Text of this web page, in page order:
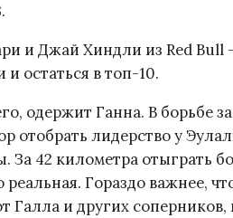
и Джай Хиндли из Red Bull
и остаться в топ-10.
одержит Ганна. В борьбе
отобрать лидерство у
За 42 километра отыграть
реальная. Гораздо важнее,
Галла и других соперников,